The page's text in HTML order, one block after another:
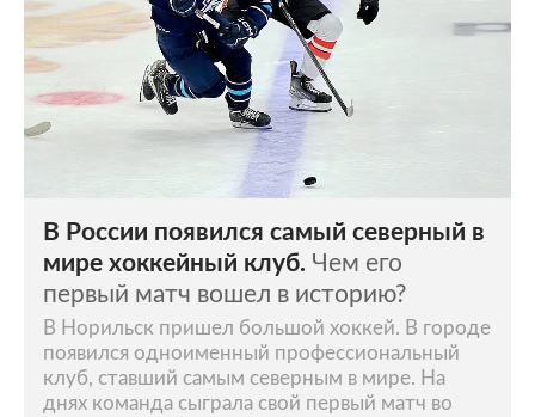
В России появился самый северный в
мире хоккейный клуб. Чем его
первый матч вошел в историю?
В Норильск пришел большой хоккей. В городе
появился одноименный профессиональный
клуб, ставший самым северным в мире. На
днях команда сыграла свой первый матч во